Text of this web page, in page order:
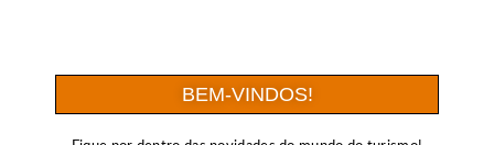
BEM-VINDOS!